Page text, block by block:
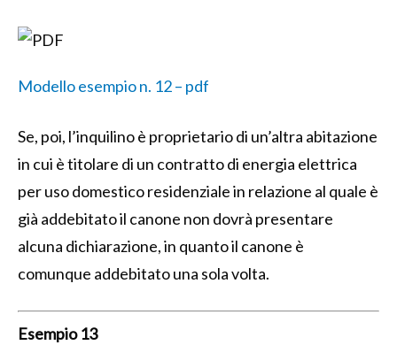
Modello esempio n. 12 – pdf
Se, poi, l’inquilino è proprietario di un’altra abitazione
in cui è titolare di un contratto di energia elettrica
per uso domestico residenziale in relazione al quale è
già addebitato il canone non dovrà presentare
alcuna dichiarazione, in quanto il canone è
comunque addebitato una sola volta.
Esempio 13